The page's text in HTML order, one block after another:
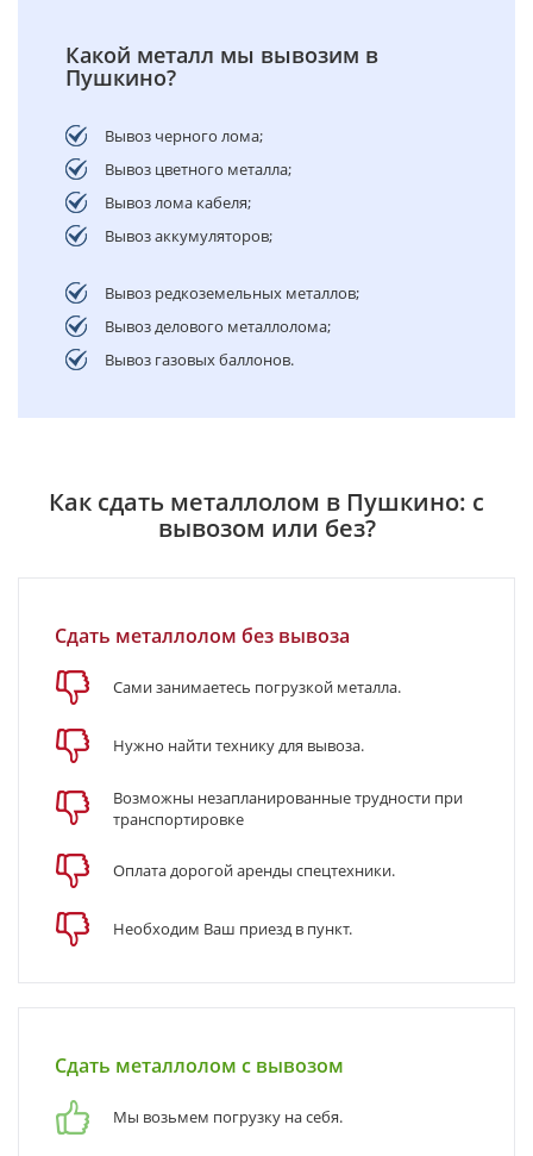
Какой металл мы вывозим в
Пушкино?
Вывоз черного лома;
Вывоз цветного металла;
Вывоз лома кабеля;
Вывоз аккумуляторов;
Вывоз редкоземельных металлов;
Вывоз делового металлолома;
Вывоз газовых баллонов.
Как сдать металлолом в Пушкино: с
вывозом или без?
Сдать металлолом без вывоза
Сами занимаетесь погрузкой металла.
Нужно найти технику для вывоза.
Возможны незапланированные трудности при
транспортировке
Оплата дорогой аренды спецтехники.
Необходим Ваш приезд в пункт.
Сдать металлолом с вывозом
Мы возьмем погрузку на себя.